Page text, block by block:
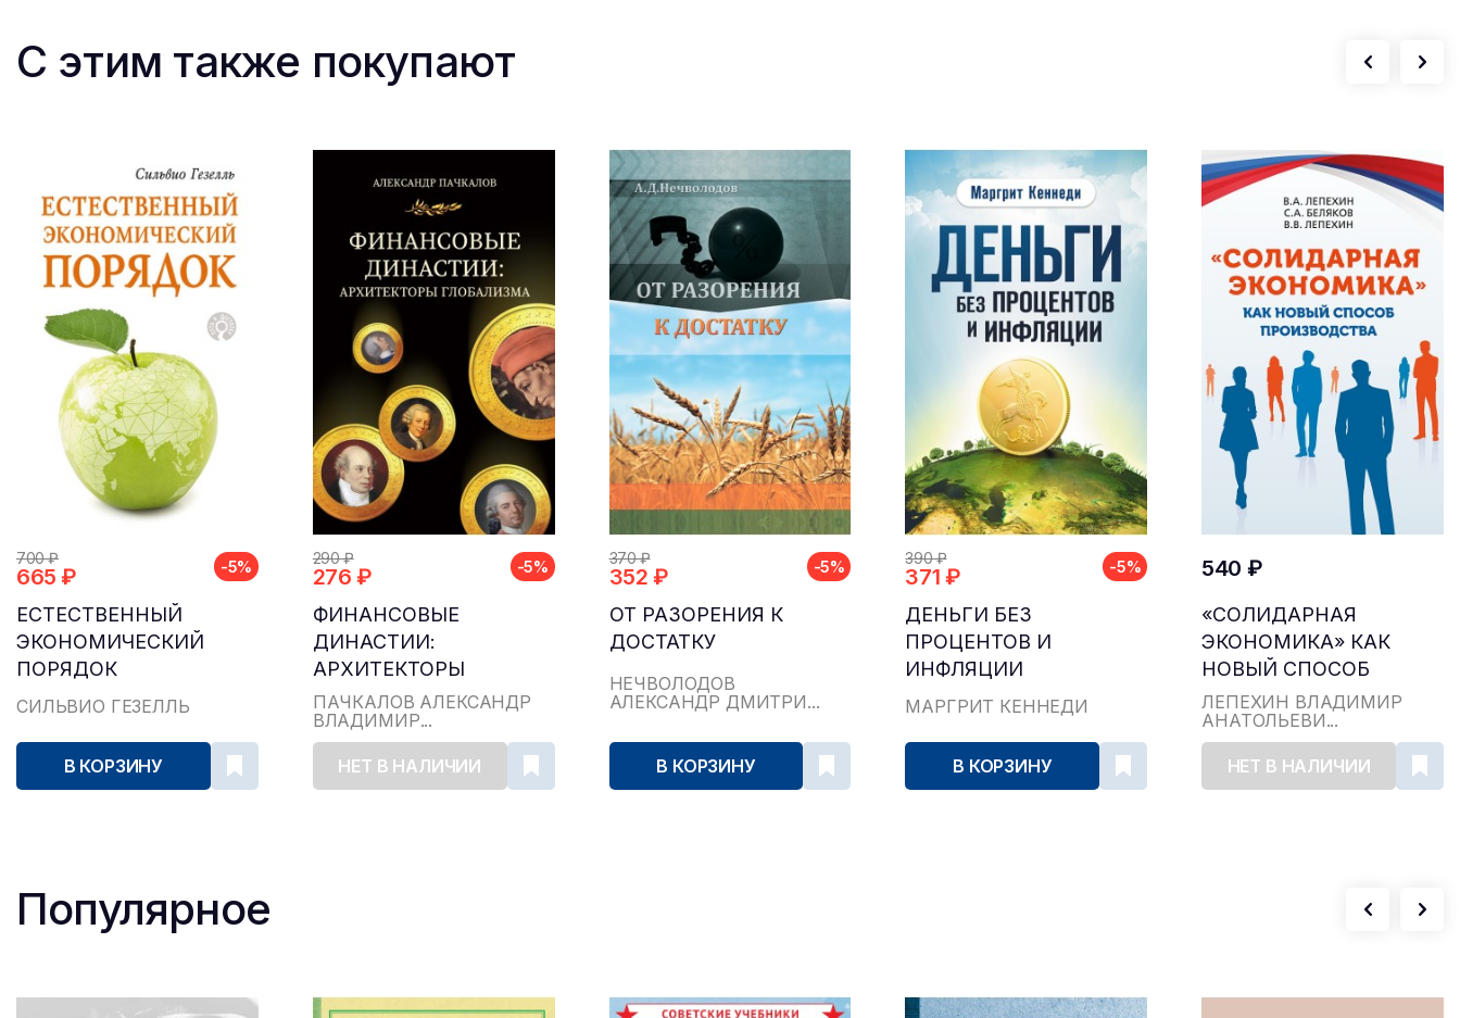
С этим также покупают
700 ₽
665 ₽ -5%
ЕСТЕСТВЕННЫЙ
ЭКОНОМИЧЕСКИЙ
ПОРЯДОК
СИЛЬВИО ГЕЗЕЛЛЬ
В КОРЗИНУ
290 ₽
276 ₽ -5%
ФИНАНСОВЫЕ
ДИНАСТИИ:
АРХИТЕКТОРЫ
ГЛОБАЛИЗМА
ПАЧКАЛОВ АЛЕКСАНДР
ВЛАДИМИР...
НЕТ В НАЛИЧИИ
370 ₽
352 ₽ -5%
ОТ РАЗОРЕНИЯ К
ДОСТАТКУ
НЕЧВОЛОДОВ
АЛЕКСАНДР ДМИТРИ...
В КОРЗИНУ
390 ₽
371 ₽ -5%
ДЕНЬГИ БЕЗ
ПРОЦЕНТОВ И
ИНФЛЯЦИИ
МАРГРИТ КЕННЕДИ
В КОРЗИНУ
540 ₽
«СОЛИДАРНАЯ
ЭКОНОМИКА» КАК
НОВЫЙ СПОСОБ
ПРОИЗВОДСТВА
ЛЕПЕХИН ВЛАДИМИР
АНАТОЛЬЕВИ...
НЕТ В НАЛИЧИИ
Популярное